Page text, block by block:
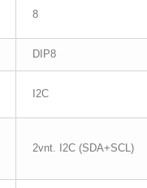
8
DIP8
I2C
2vnt. I2C (SDA+SCL)